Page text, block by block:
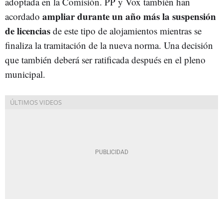
acordado ampliar durante un año más la suspensión
de licencias de este tipo de alojamientos mientras se
finaliza la tramitación de la nueva norma. Una decisión
que también deberá ser ratificada después en el pleno
municipal.